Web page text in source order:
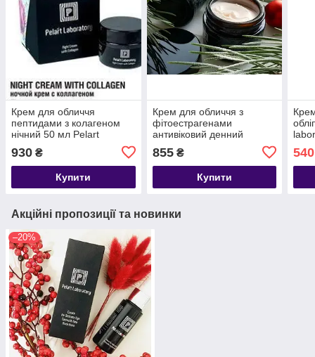
Крем для обличчя
пептидами з колагеном
нічний 50 мл Pelart
930 ₴
Купити
Крем для обличчя з
фітоестрагенами
антивіковий денний
СПФ15 Pelart Laboratory
855₴
Купити
540
Акційні пропозиції та новинки
–20%